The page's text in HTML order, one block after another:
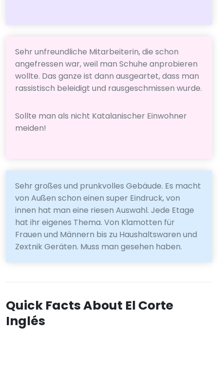
Sehr unfreundliche Mitarbeiterin, die schon
angefressen war, weil man Schuhe anprobieren
wollte. Das ganze ist dann ausgeartet, dass man
rassistisch beleidigt und rausgeschmissen wurde.
Sollte man als nicht Katalanischer Einwohner
meiden!
Sehr großes und prunkvolles Gebäude. Es macht
von Außen schon einen super Eindruck, von
innen hat man eine riesen Auswahl. Jede Etage
hat ihr eigenes Thema. Von Klamotten für
Frauen und Männern bis zu Haushaltswaren und
Zextnik Geräten. Muss man gesehen haben.
Quick Facts About El Corte
Inglés